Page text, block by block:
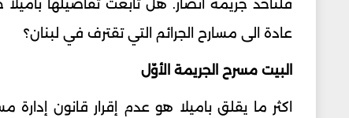
فلنأخذ جريمة أنصار. هل تابعت تفاصيلها
عادة الى مسارح الجرائم التي تقترف في لبنان؟
البيت مسرح الجريمة الأوّل
اكثر ما يقلق باميلا هو عدم إقرار قانون